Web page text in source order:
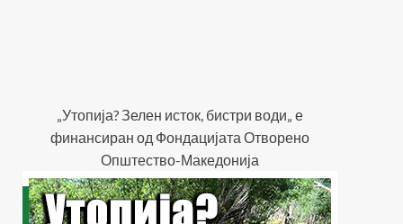
„Утопија? Зелен исток, бистри води„ е
финансиран од Фондацијата Отворено
Општество-Македонија